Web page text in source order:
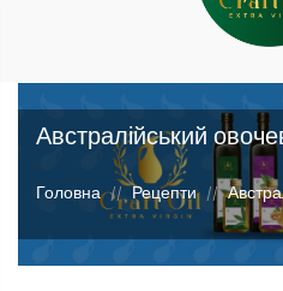
Австралійський
;
Головна // Рецепти //